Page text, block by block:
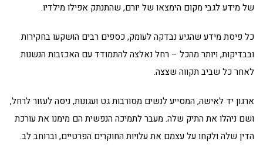
של מידע לגבי מקום הימצאו של יורם, שהתנתק אפילו מילדיו.
כל פיסת מידע שהגיע נבדקה לעומק, כספים רבים הושקעו בחקירות
ובבדיקות, ויותר מהכל – רחל נאלצה להתמודד עם האכזבות הנשנות
לאחר כל שביב תקווה שצצה.
ארגון יד לאישה, המסייע לנשים מסורבות גט ועגונות, ניסה לעזור לרחל,
ושם ניהלו את התיק שלה. מעבר לתמיכה הנפשית הם מימנו את עורכת
הדין שלה ולקחו על עצמם את עלויות החוקרים הפרטיים, וברוחב לב.